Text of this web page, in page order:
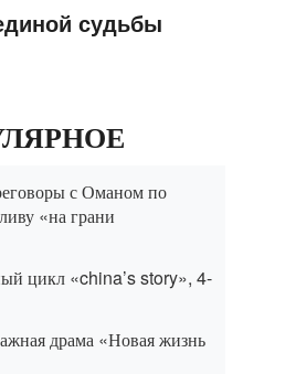
судьбы
с Оманом по
«на грани
цикл «china’s story», 4-
драма «Новая жизнь